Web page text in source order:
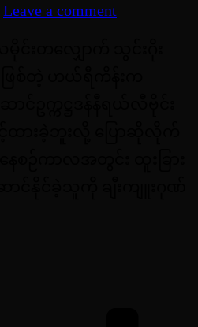
Leave a comment